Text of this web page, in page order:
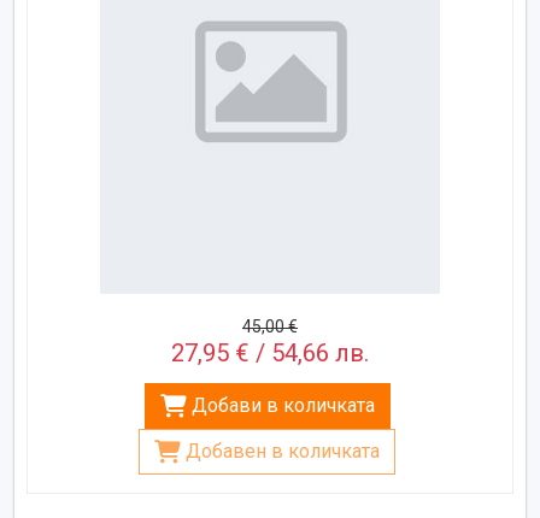
45,00 €
27,95 € / 54,66 лв.
Добави в количката
Добавен в количката